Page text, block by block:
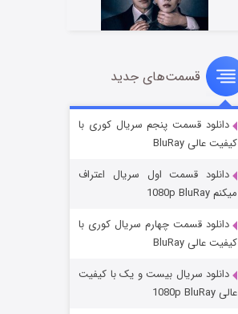
شوهر
قسمت۸ (زیرنویس) منتشر شد
عملیات آپارتمان
قسمت‌های جدید
دانلود قسمت پنجم سریال کوری با
کیفیت عالی BluRay
دانلود قسمت اول سریال اعتراف
میکنم 1080p BluRay
دانلود قسمت چهارم سریال کوری با
کیفیت عالی BluRay
دانلود سریال بیست و یک با کیفیت
عالی 1080p BluRay